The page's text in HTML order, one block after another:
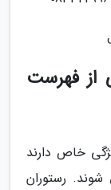
از فهرست
خاص دارند
رستوران